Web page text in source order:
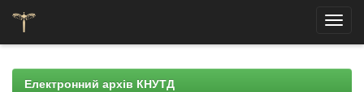
navigationЕлектронний архів КНУТД